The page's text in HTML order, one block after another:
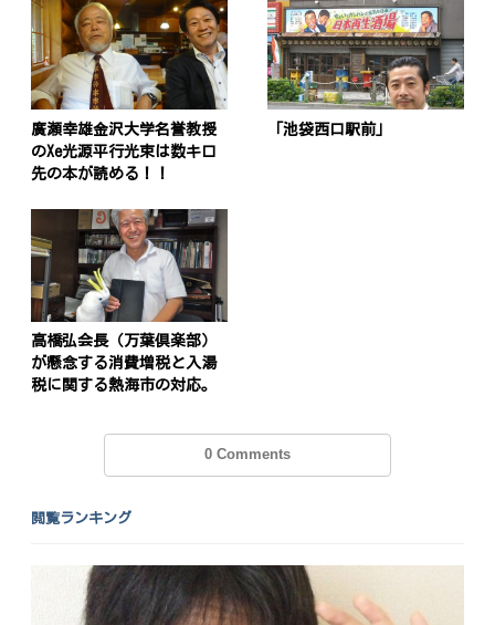
廣瀬幸雄金沢大学名誉教授
のXe光源平行光束は数キロ
先の本が読める！！
「池袋西口駅前」
高橋弘会長（万葉倶楽部）
が懸念する消費増税と入湯
税に関する熱海市の対応。
0 Comments
閲覧ランキング